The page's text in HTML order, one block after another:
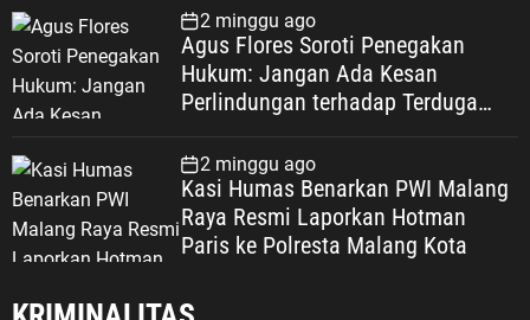
Keadilan Warga Depok
2 minggu ago
Agus Flores Soroti Penegakan
Hukum: Jangan Ada Kesan
Perlindungan terhadap Terduga
Dipertaruhkan
2 minggu ago
Kasi Humas Benarkan PWI Malang
Raya Resmi Laporkan Hotman
Paris ke Polresta Malang Kota